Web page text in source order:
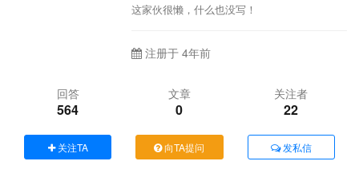
这家伙很懒，什么也没写！
注册于 4年前
回答
564
文章
0
关注者
22
关注TA 向TA提问 发私信